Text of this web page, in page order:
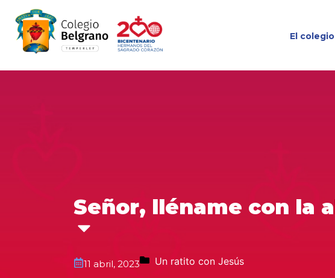
El colegio
Señor, lléname con la
11 abril, 2023 Un ratito con Jesús